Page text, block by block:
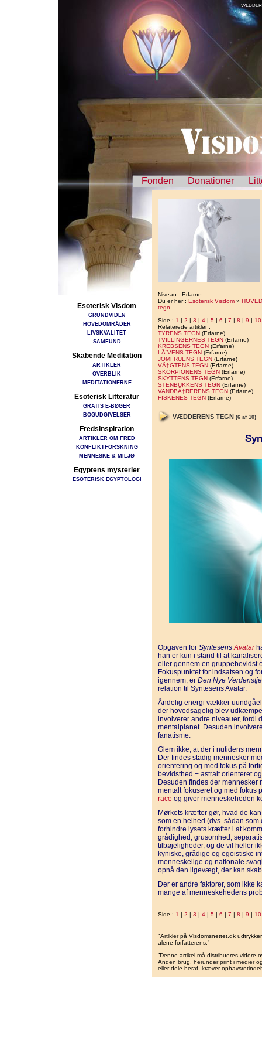
Fonden Donationer
Esoterisk Visdom
GRUNDVIDEN
HOVEDOMRÅDER
LIVSKVALITET
SAMFUND
Skabende Meditation
ARTIKLER
OVERBLIK
MEDITATIONERNE
Esoterisk Litteratur
GRATIS E-BØGER
BOGUDGIVELSER
Fredsinspiration
ARTIKLER OM FRED
KONFLIKTFORSKNING
MENNESKE & MILJØ
Egyptens mysterier
ESOTERISK EGYPTOLOGI
Niveau : Erfarne
Du er her : Esoterisk Visdom »
tegn
Side : 1 | 2 | 3 | 4 | 5 | 6 | 7 | 8 | 9 | 10
Relaterede artikler :
TYRENS TEGN (Erfarne)
TVILLINGERNES TEGN (Erfarne)
KREBSENS TEGN (Erfarne)
LÃ˜VENS TEGN (Erfarne)
JOMFRUENS TEGN (Erfarne)
VÃ†GTENS TEGN (Erfarne)
SKORPIONENS TEGN (Erfarne)
SKYTTENS TEGN (Erfarne)
STENBUKKENS TEGN (Erfarne)
VANDBÃ†RERENS TEGN (Erfarne)
FISKENES TEGN (Erfarne)
VÆDDERENS TEGN (6 af 10)
Opgaven for SyntesensAvatar
han er kun i stand til at
eller gennem en gruppebevidst
Fokuspunktet for indsatsen og
igennem, er Den Nye
relation til Syntesens Avatar.
Åndelig energi vækker
der hovedsagelig blev
involverer andre niveauer,
mentalplanet. Desuden
fanatisme.
Glem ikke, at der i nutidens
Der findes stadig mennesker
orientering og med fokus på
bevidsthed − astralt orienteret
Desuden findes der
mentalt fokuseret og med fokus
race og giver menneskeheden
Mørkets kræfter gør, hvad de
som en helhed (dvs. sådan
forhindre lysets kræfter i at
grådighed, grusomhed,
tilbøjeligheder, og de vil heller
kyniske, grådige og egoistiske
menneskelige og nationale
opnå den ligevægt, der kan
Der er andre faktorer, som ikke
mange af menneskehedens
Side : 1 | 2 | 3 | 4 | 5 | 6 | 7 | 8 | 9 | 10
"Artikler på Visdomsnettet.dk
alene forfatterens.”
”Denne artikel må distribueres videre
Anden brug, herunder print i medier
eller dele heraf, kræver